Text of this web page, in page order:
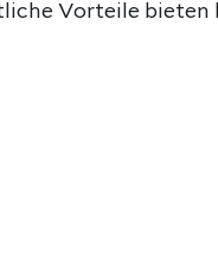
Vorteile bieten